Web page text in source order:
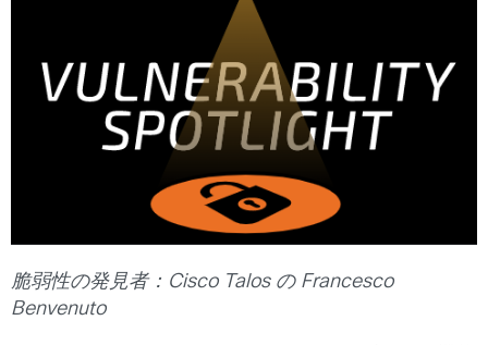
脆弱性の発見者： Cisco Talos のFrancesco
Benvenuto